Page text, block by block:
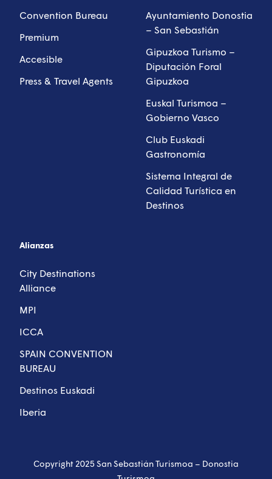
Convention Bureau
Premium
Accesible
Press & Travel Agents
Ayuntamiento Donostia
– San Sebastián
Gipuzkoa Turismo –
Diputación Foral
Gipuzkoa
Euskal Turismoa –
Gobierno Vasco
Club Euskadi
Gastronomía
Sistema Integral de
Calidad Turística en
Destinos
Alianzas
City Destinations
Alliance
MPI
ICCA
SPAIN CONVENTION
BUREAU
Destinos Euskadi
Iberia
Copyright 2025 San Sebastián Turismoa – Donostia